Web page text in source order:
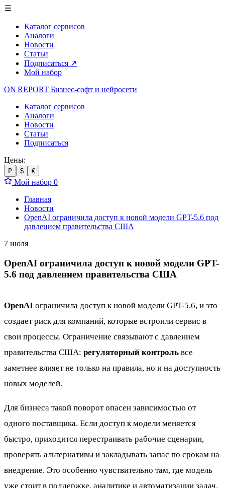
Каталог сервисов
Аналоги
Новости
Статьи
Подписаться ↗
Мой набор
ON REPORT Бизнес-софт и нейросети
Каталог сервисов
Аналоги
Новости
Статьи
Подписаться
Цены:
₽ $ €
Мой набор 0
Главная
Новости
OpenAI ограничила доступ к новой модели GPT-5.6 под
давлением правительства США
7 июля
OpenAI ограничила доступ к новой модели GPT-
5.6 под давлением правительства США
OpenAI ограничила доступ к новой модели GPT-5.6, и это
создает риск для компаний, которые встроили сервис в
свои процессы. Ограничение связывают с давлением
правительства США: регуляторный контроль все
заметнее влияет не только на правила, но и на доступность
новых моделей.
Для бизнеса такой поворот опасен зависимостью от
одного поставщика. Если доступ к модели меняется
быстро, приходится перестраивать рабочие сценарии,
проверять альтернативы и закладывать запас по срокам на
внедрение. Это особенно чувствительно там, где модель
уже стоит в поддержке, аналитике и автоматизации задач.